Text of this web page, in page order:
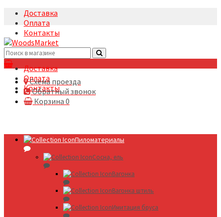
Доставка
Оплата
Контакты
+7(495)5322633
Доставка
Оплата
Контакты
Схема проезда
Обратный звонок
Корзина 0
Пиломатериалы
Сосна, ель
Вагонка
Вагонка штиль
Имитация бруса